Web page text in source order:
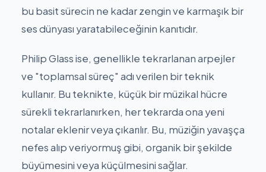
bu basit sürecin ne kadar zengin ve karmaşık bir
ses dünyası yaratabileceğinin kanıtıdır.
Philip Glass ise, genellikle tekrarlanan arpejler
ve "toplamsal süreç" adı verilen bir teknik
kullanır. Bu teknikte, küçük bir müzikal hücre
sürekli tekrarlanırken, her tekrarda ona yeni
notalar eklenir veya çıkarılır. Bu, müziğin yavaşça
nefes alıp veriyormuş gibi, organik bir şekilde
büyümesini veya küçülmesini sağlar.